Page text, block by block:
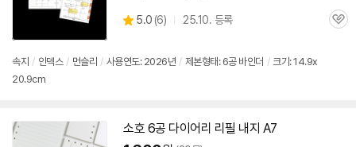
별
5.0 (상
6) 25.10. 등록
관
속지 / 인덱스 / 먼슬리 / 사용연도: 2026년 / 제본형태: 6공바인더 / 크기: 14.9x
20.9cm
소호 6공 다이어리 리필 내지 A7